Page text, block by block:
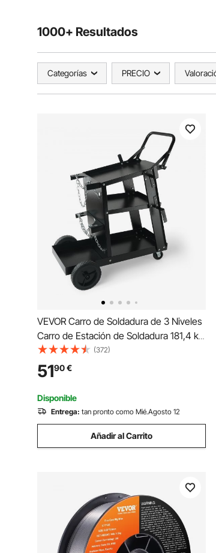
1000+ Resultados
Categorías PRECIO
VEVOR Carro de Soldadura de 3 Niveles
Carro de Estación de Soldadura 181,4 kg
Capacidad de Carga Ruedas de 360°
Cadenas Depósitos de Seguridad Carro
de Soldadura MIG para Taller TIG ARC
MMA Plasma
(372)
5190€
Disponible
Entrega: tan pronto como Mié.Agosto 12
Añadir al Carrito